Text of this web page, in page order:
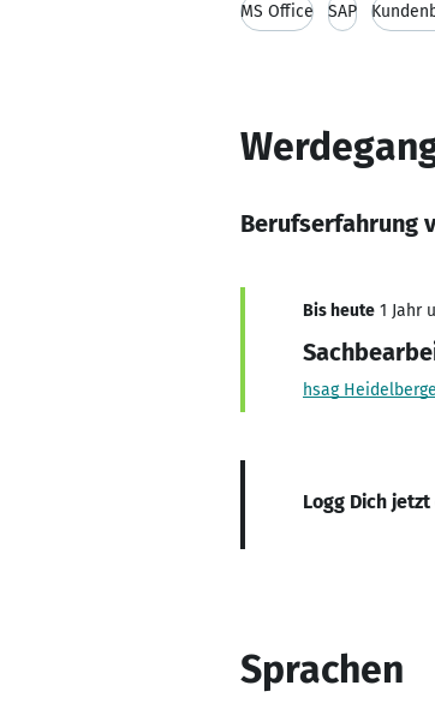
MS Office SAP
Berufserfahrung
Bis heute 1 Jahr
hsag
Logg Dich
Sprachen